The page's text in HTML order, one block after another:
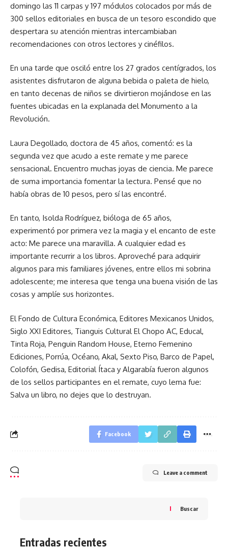
domingo las 11 carpas y 197 módulos colocados por más de
300 sellos editoriales en busca de un tesoro escondido que
despertara su atención mientras intercambiaban
recomendaciones con otros lectores y cinéfilos.
En una tarde que osciló entre los 27 grados centígrados, los
asistentes disfrutaron de alguna bebida o paleta de hielo,
en tanto decenas de niños se divirtieron mojándose en las
fuentes ubicadas en la explanada del Monumento a la
Revolución.
Laura Degollado, doctora de 45 años, comentó: es la
segunda vez que acudo a este remate y me parece
sensacional. Encuentro muchas joyas de ciencia. Me parece
de suma importancia fomentar la lectura. Pensé que no
había obras de 10 pesos, pero sí las encontré.
En tanto, Isolda Rodríguez, bióloga de 65 años,
experimentó por primera vez la magia y el encanto de este
acto: Me parece una maravilla. A cualquier edad es
importante recurrir a los libros. Aproveché para adquirir
algunos para mis familiares jóvenes, entre ellos mi sobrina
adolescente; me interesa que tenga una buena visión de las
cosas y amplíe sus horizontes.
El Fondo de Cultura Económica, Editores Mexicanos Unidos,
Siglo XXI Editores, Tianguis Cultural El Chopo AC, Educal,
Tinta Roja, Penguin Random House, Eterno Femenino
Ediciones, Porrúa, Océano, Akal, Sexto Piso, Barco de Papel,
Colofón, Gedisa, Editorial Ítaca y Algarabía fueron algunos
de los sellos participantes en el remate, cuyo lema fue:
Salva un libro, no dejes que lo destruyan.
Facebook
Leave a comment
Buscar
Entradas recientes